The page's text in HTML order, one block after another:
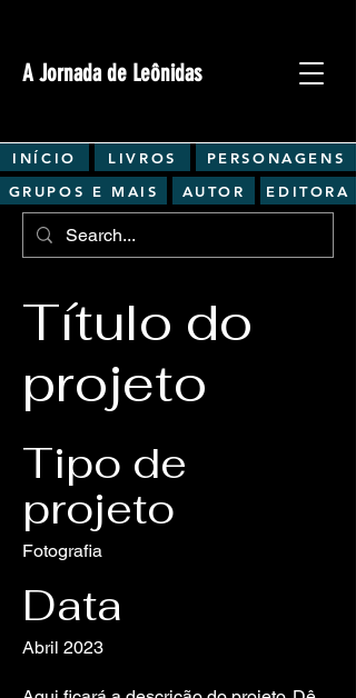
A Jornada de Leônidas
INÍCIO LIVROS
PERSONAGENS
GRUPOS E MAIS
AUTOR EDITORA
Título do
projeto
Tipo de
projeto
Fotografia
Data
Abril 2023